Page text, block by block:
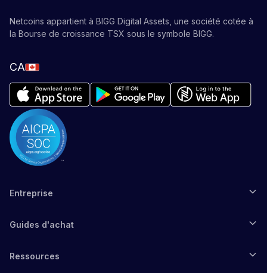
Netcoins appartient à BIGG Digital Assets, une société cotée à
la Bourse de croissance TSX sous le symbole BIGG.
CA
Entreprise
Guides d'achat
Ressources